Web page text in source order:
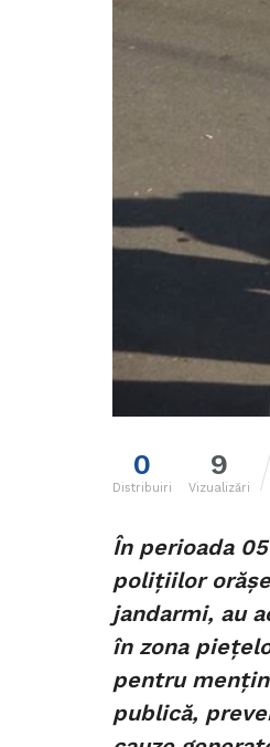
0
Distribuiri
9
Vizualizări
În perioada
poliţiilor
jandarmi, au
în zona
pentru
publică,